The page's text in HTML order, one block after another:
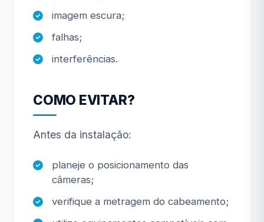
imagem escura;
falhas;
interferências.
COMO EVITAR?
Antes da instalação:
planeje o posicionamento das
câmeras;
verifique a metragem do cabeamento;